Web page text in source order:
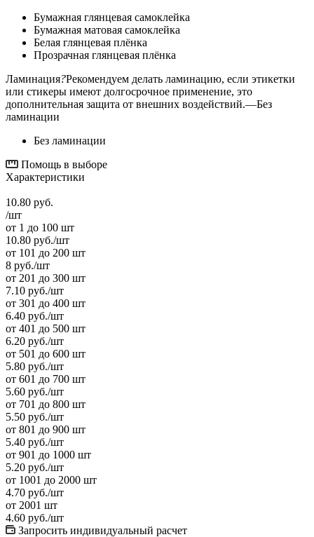
Бумажная глянцевая самоклейка
Бумажная матовая самоклейка
Белая глянцевая плёнка
Прозрачная глянцевая плёнка
Ламинация?Рекомендуем делать ламинацию, если этикетки
или стикеры имеют долгосрочное применение, это
дополнительная защита от внешних воздействий.—Без
ламинации
Без ламинации
Помощь в выборе
Характеристики
10.80 руб.
/шт
от 1 до 100 шт
10.80 руб./шт
от 101 до 200 шт
8 руб./шт
от 201 до 300 шт
7.10 руб./шт
от 301 до 400 шт
6.40 руб./шт
от 401 до 500 шт
6.20 руб./шт
от 501 до 600 шт
5.80 руб./шт
от 601 до 700 шт
5.60 руб./шт
от 701 до 800 шт
5.50 руб./шт
от 801 до 900 шт
5.40 руб./шт
от 901 до 1000 шт
5.20 руб./шт
от 1001 до 2000 шт
4.70 руб./шт
от 2001 шт
4.60 руб./шт
Запросить индивидуальный расчет